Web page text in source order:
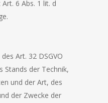
6 Abs. 1 lit. d
Art. 32 DSGVO
Stands der Technik,
und der Art, des
der Zwecke der